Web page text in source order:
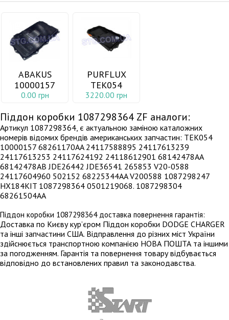
ABAKUS
10000157
0.00 грн
PURFLUX
TEK054
3220.00 грн
Піддон коробки 1087298364 ZF аналоги:
Артикул 1087298364, є актуальною заміною каталожних
номерів відомих брендів американських запчастин: TEK054
10000157 68261170AA 24117588895 24117613239
24117613253 24117624192 24118612901 68142478AA
68142478AB JDE26442 JDE36541 265853 V20-0588
24117604960 502152 68225344AA V200588 1087298247
HX184KIT 1087298364 0501219068. 1087298304
68261504AA
Піддон коробки 1087298364 доставка повернення гарантія:
Доставка по Києву кур’єром Піддон коробки DODGE CHARGER
та інші запчастини США. Відправлення до різних міст України
здійснюється транспортною компанією НОВА ПОШТА та іншими
за погодженням. Гарантія та повернення товару відбувається
відповідно до встановлених правил та законодавства.